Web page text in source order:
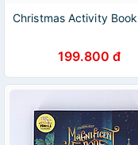
Christmas Activity Book
199.800 đ